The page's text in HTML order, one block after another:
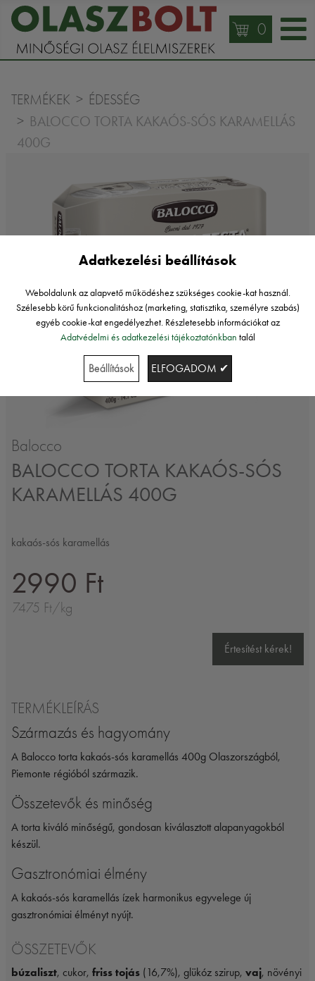
0
TERMÉKEK ÉDESSÉG
BALOCCO TORTA KAKAÓS-SÓS KARAMELLÁS
400G
Balocco
BALOCCO TORTA KAKAÓS-SÓS
KARAMELLÁS 400G
kakaós-sós karamellás
2990 Ft
7475 Ft/kg
Értesítést kérek!
TERMÉKLEÍRÁS
Származás és hagyomány
A Balocco torta kakaós-sós karamellás 400g Olaszországból,
Piemonte régióból származik.
Összetevők és minőség
A torta kiváló minőségű, gondosan kiválasztott alapanyagokból
készül.
Gasztronómiai élmény
A kakaós-sós karamellás ízek harmonikus egyvelege új
gasztronómiai élményt nyújt.
ÖSSZETEVŐK
búzaliszt, cukor, friss tojás (16,7%), glükóz szirup, vaj, növényi
Adatkezelési beállítások
Weboldalunk az alapvető működéshez szükséges cookie-kat használ.
Szélesebb körű funkcionalitáshoz (marketing, statisztika, személyre szabás)
egyéb cookie-kat engedélyezhet. Részletesebb információkat az
Adatvédelmi és adatkezelési tájékoztatónkban talál
Beállítások ELFOGADOM ✔